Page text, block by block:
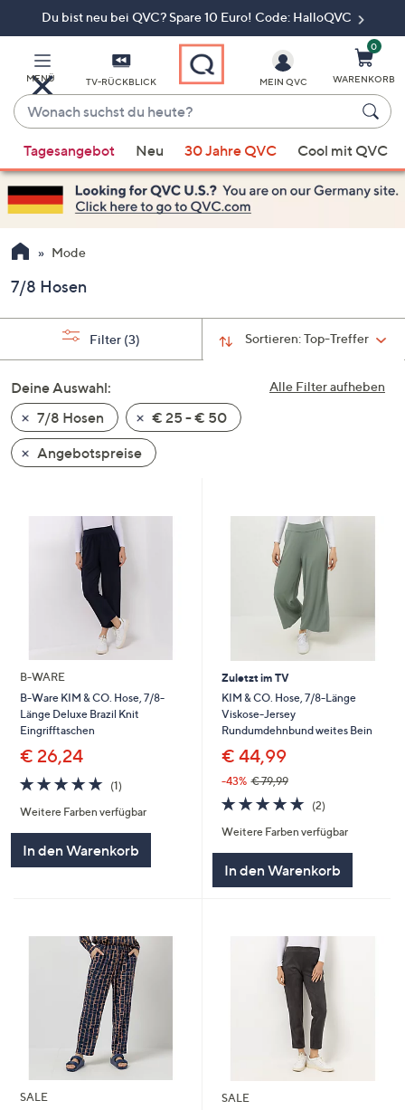
Du bist neu bei QVC? Spare 10 Euro! Code: HalloQVC
MENÜ TV-RÜCKBLICK
Wonach
suchst
du
heute?
Vorschläge
verfügbar
sind,
verwenden
Sie
Pfeiltasten
nach
und
nach
unten
oder
wischen
Sie
diese
anzuzeigen.
MEIN QVC
0
WARENKORB
Tagesangebot Neu 30 Jahre QVC Cool mit QVC
Mode
7/8 Hosen
Sortieren:Top-Treffer
Filter (3)
Alle Filter aufheben
Deine Auswahl:
7/8 Hosen
€ 25 - € 50
Angebotspreise
B-WARE
B-Ware KIM & CO. Hose, 7/8-
Länge Deluxe Brazil Knit
Eingrifftaschen
€ 26,24
5.0
von
5
(1)1
Weitere Farben verfügbar
In den Warenkorb
Zuletzt im TV
KIM & CO. Hose, 7/8-Länge
Viskose-Jersey
Rundumdehnbund weites Bein
€ 44,99
-43% € 79,99
5.0
von
5
(2)2
Weitere Farben verfügbar
In den Warenkorb
SALE
SALE